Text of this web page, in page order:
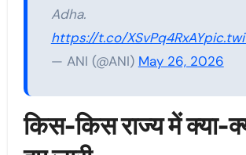
Adha.
https://t.co/XSvPq4RxAY
— ANI (@ANI) May 26, 2026
किस-किस राज्य में क्या-